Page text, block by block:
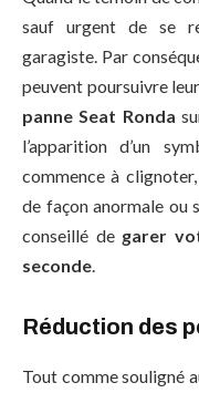
sauf urgent de se
garagiste. Par
peuvent poursuivre
panne Seat Ronda
l’apparition d’un
commence à
de façon anormale ou
conseillé de garer
seconde
Réduction des
Tout comme souligné